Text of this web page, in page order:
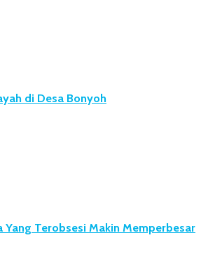
di Desa Bonyoh
Yang Terobsesi Makin Memperbesar